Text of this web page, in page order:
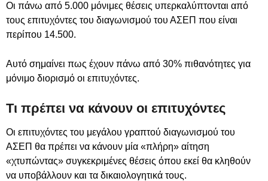
Οι πάνω από 5.000 μόνιμες θέσεις υπερκαλύπτονται από
τους επιτυχόντες του διαγωνισμού του ΑΣΕΠ που είναι
περίπου 14.500.
Αυτό σημαίνει πως έχουν πάνω από 30% πιθανότητες για
μόνιμο διορισμό οι επιτυχόντες.
Τι πρέπει να κάνουν οι επιτυχόντες
Οι επιτυχόντες του μεγάλου γραπτού διαγωνισμού του
ΑΣΕΠ θα πρέπει να κάνουν μία «πλήρη» αίτηση
«χτυπώντας» συγκεκριμένες θέσεις όπου εκεί θα κληθούν
να υποβάλλουν και τα δικαιολογητικά τους.